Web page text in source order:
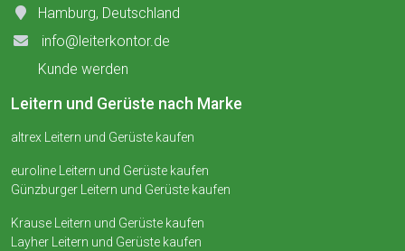
Hamburg, Deutschland
info@leiterkontor.de
Kunde werden
Leitern und Gerüste nach Marke
altrex Leitern und Gerüste kaufen
euroline Leitern und Gerüste kaufen
Günzburger Leitern und Gerüste kaufen
Krause Leitern und Gerüste kaufen
Layher Leitern und Gerüste kaufen